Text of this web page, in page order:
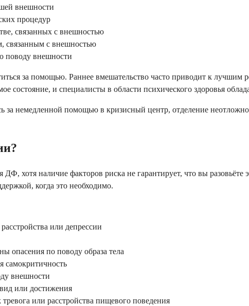
внешности
процедур
связанных с внешностью
связанным с внешностью
поводу внешности
за помощью. Раннее вмешательство часто приводит к лучшим
состояние, и специалисты в области психического здоровья
за немедленной помощью в кризисный центр, отделение
ДФ, хотя наличие факторов риска не гарантирует, что вы
когда это необходимо.
или депрессии
опасения по поводу образа тела
самокритичность
внешности
или достижения
или расстройства пищевого поведения